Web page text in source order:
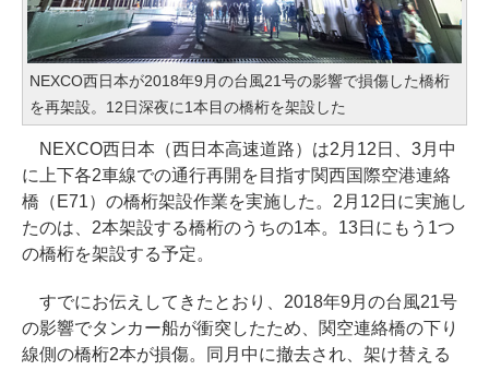
NEXCO西日本が2018年9月の台風21号の影響で損傷した橋桁
を再架設。12日深夜に1本目の橋桁を架設した
NEXCO西日本（西日本高速道路）は2月12日、3月中
に上下各2車線での通行再開を目指す関西国際空港連絡
橋（E71）の橋桁架設作業を実施した。2月12日に実施し
たのは、2本架設する橋桁のうちの1本。13日にもう1つ
の橋桁を架設する予定。
すでにお伝えしてきたとおり、2018年9月の台風21号
の影響でタンカー船が衝突したため、関空連絡橋の下り
線側の橋桁2本が損傷。同月中に撤去され、架け替える